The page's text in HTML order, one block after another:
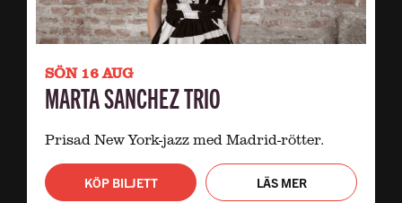
SÖN 16 AUG
MARTA SANCHEZ TRIO
Prisad New York-jazz med Madrid-rötter.
KÖP BILJETT LÄS MER